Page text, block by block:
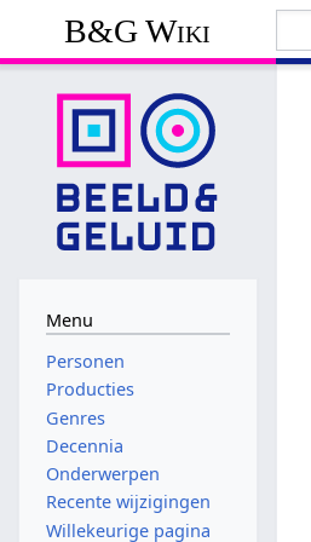
B&G Wiki
Menu
Personen
Producties
Genres
Decennia
Onderwerpen
Recente wijzigingen
Willekeurige pagina